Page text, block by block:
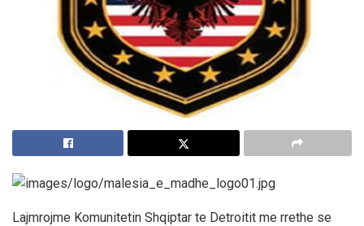
Lajmrojme Komunitetin Shqiptar te Detroitit me rrethe se